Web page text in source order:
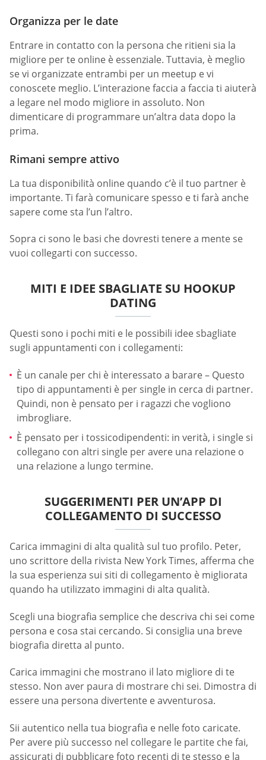
Organizza per le date
Entrare in contatto con la persona che ritieni sia la
migliore per te online è essenziale. Tuttavia, è meglio
se vi organizzate entrambi per un meetup e vi
conoscete meglio. L’interazione faccia a faccia ti aiuterà
a legare nel modo migliore in assoluto. Non
dimenticare di programmare un’altra data dopo la
prima.
Rimani sempre attivo
La tua disponibilità online quando c’è il tuo partner è
importante. Ti farà comunicare spesso e ti farà anche
sapere come sta l’un l’altro.
Sopra ci sono le basi che dovresti tenere a mente se
vuoi collegarti con successo.
MITI E IDEE SBAGLIATE SU HOOKUP
DATING
Questi sono i pochi miti e le possibili idee sbagliate
sugli appuntamenti con i collegamenti:
È un canale per chi è interessato a barare – Questo
tipo di appuntamenti è per single in cerca di partner.
Quindi, non è pensato per i ragazzi che vogliono
imbrogliare.
È pensato per i tossicodipendenti: in verità, i single si
collegano con altri single per avere una relazione o
una relazione a lungo termine.
SUGGERIMENTI PER UN’APP DI
COLLEGAMENTO DI SUCCESSO
Carica immagini di alta qualità sul tuo profilo. Peter,
uno scrittore della rivista New York Times, afferma che
la sua esperienza sui siti di collegamento è migliorata
quando ha utilizzato immagini di alta qualità.
Scegli una biografia semplice che descriva chi sei come
persona e cosa stai cercando. Si consiglia una breve
biografia diretta al punto.
Carica immagini che mostrano il lato migliore di te
stesso. Non aver paura di mostrare chi sei. Dimostra di
essere una persona divertente e avventurosa.
Sii autentico nella tua biografia e nelle foto caricate.
Per avere più successo nel collegare le partite che fai,
assicurati di pubblicare foto recenti di te stesso e la